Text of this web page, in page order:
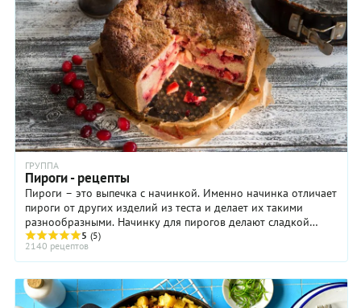
ГРУППА
Пироги - рецепты
Пироги – это выпечка с начинкой. Именно начинка отличает
пироги от других изделий из теста и делает их такими
разнообразными. Начинку для пирогов делают сладкой
(ягоды, фрукты, творог, мак) и ...
5 (5)
2140 рецептов